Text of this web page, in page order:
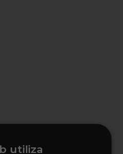
utiliza